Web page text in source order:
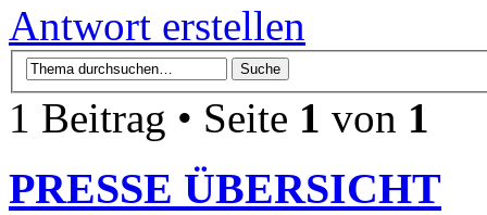
Antwort erstellen
1 Beitrag • Seite 1 von 1
PRESSE ÜBERSICHT